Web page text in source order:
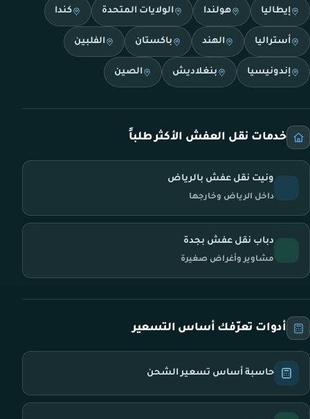
إيطاليا هولندا الولايات المتحدة كندا
أستراليا الهند باكستان الفلبين
إندونيسيا بنغلاديش الصين
خدمات نقل العفش الأكثر طلباً
ونيت نقل عفش بالرياض
داخل الرياض وخارجها
دباب نقل عفش بجدة
مشاوير وأغراض صغيرة
أدوات تعرّفك أساس التسعير
حاسبة أساس تسعير الشحن